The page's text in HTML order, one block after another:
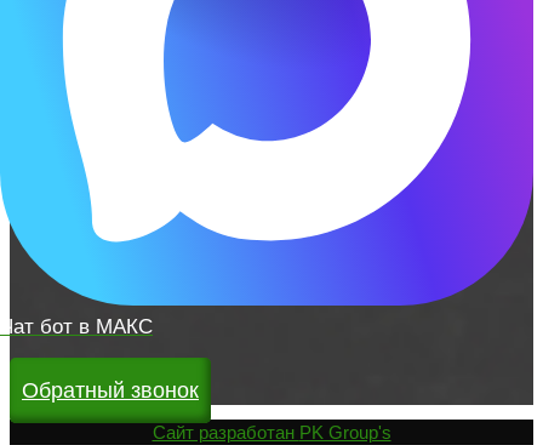
Чат бот в МАКС
Обратный звонок
Cайт разработан PK Group's